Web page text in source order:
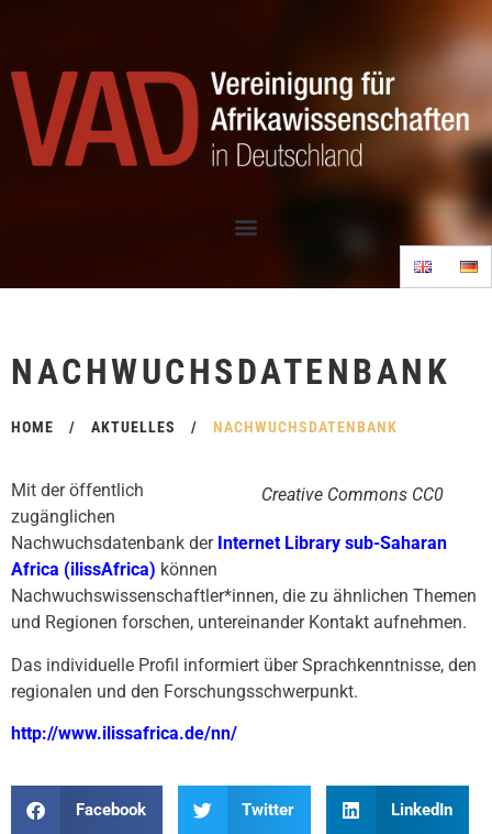
NACHWUCHSDATENBANK
HOME / AKTUELLES / NACHWUCHSDATENBANK
Creative Commons CC0
Mit der öffentlich
zugänglichen
Nachwuchsdatenbank der Internet Library sub-Saharan
Africa (ilissAfrica) können
Nachwuchswissenschaftler*innen, die zu ähnlichen Themen
und Regionen forschen, untereinander Kontakt aufnehmen.
Das individuelle Profil informiert über Sprachkenntnisse, den
regionalen und den Forschungsschwerpunkt.
http://www.ilissafrica.de/nn/
Facebook Twitter LinkedIn